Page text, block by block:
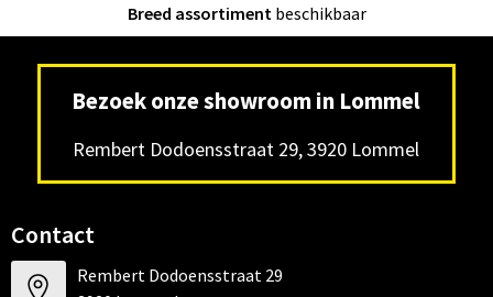
Breed assortiment beschikbaar
Bezoek onze showroom in Lommel
Rembert Dodoensstraat 29, 3920 Lommel
Contact
Rembert Dodoensstraat 29